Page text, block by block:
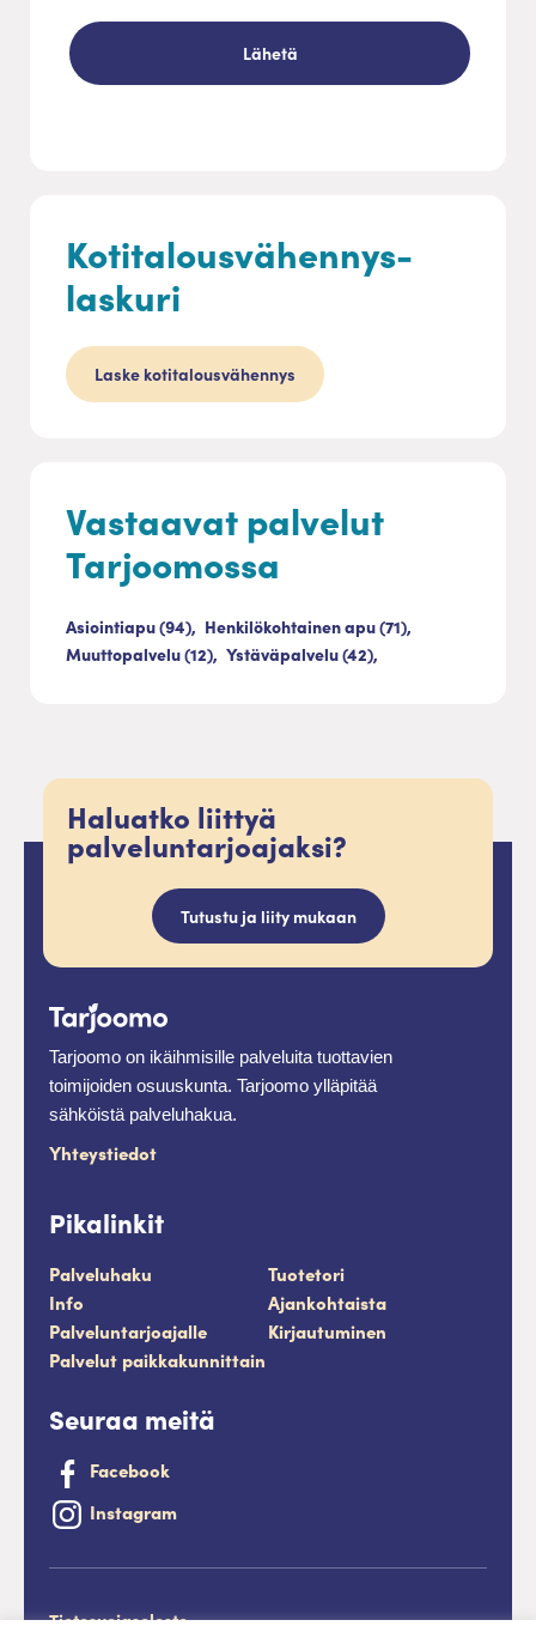
Vastaavat palvelut
Tarjoomossa
Asiointiapu (94), Henkilökohtainen apu (71),
Muuttopalvelu (12), Ystäväpalvelu (42),
Kotitalousvähennys-
laskuri
Laske kotitalousvähennys
Haluatko liittyä
palveluntarjoajaksi?
Tutustu ja liity mukaan
Tarjoomo on ikäihmisille palveluita tuottavien
toimijoiden osuuskunta. Tarjoomo ylläpitää
sähköistä palveluhakua.
Yhteystiedot
Pikalinkit
Palveluhaku
Tuotetori
Info
Ajankohtaista
Palveluntarjoajalle
Kirjautuminen
Palvelut paikkakunnittain
Seuraa meitä
Facebook
Instagram
Tietosuojaseloste